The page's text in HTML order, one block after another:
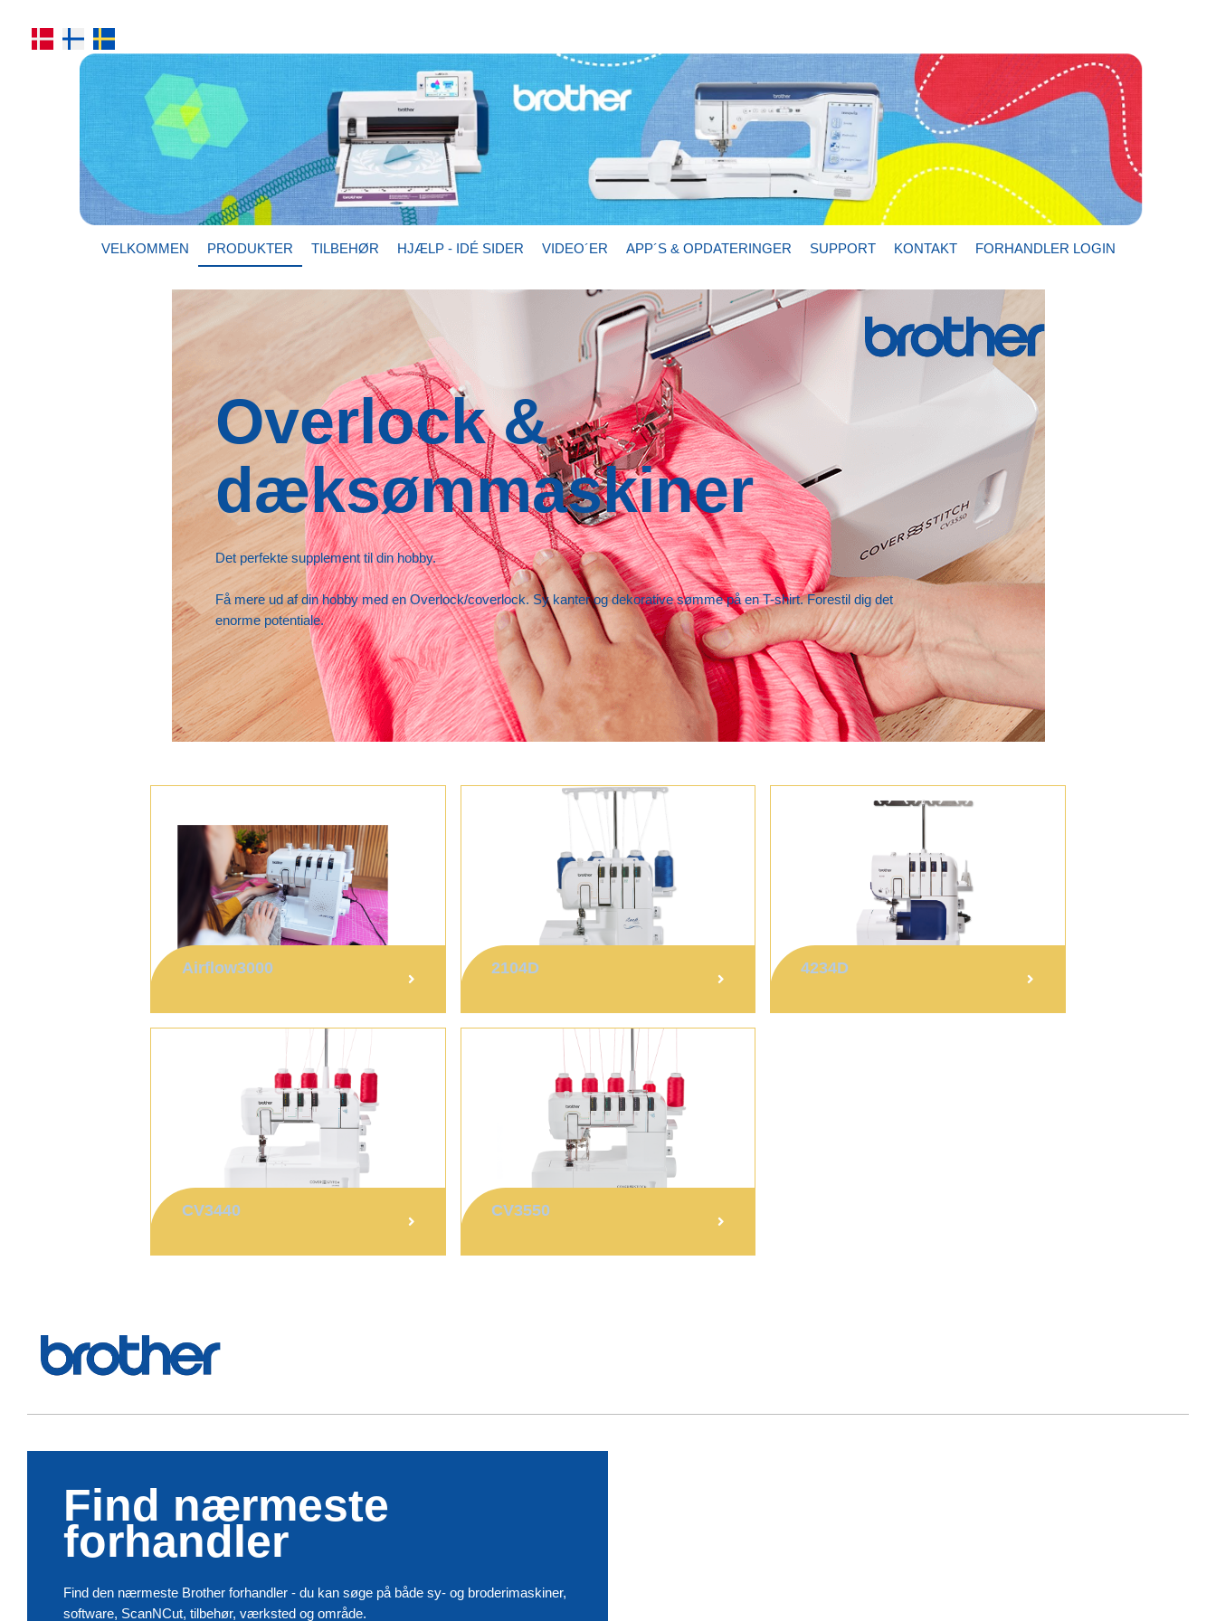
VELKOMMEN PRODUKTER TILBEHØR HJÆLP - IDÉ SIDER VIDEO´ER APP´S & OPDATERINGER SUPPORT KONTAKT FORHANDLER LOGIN
Overlock &
dæksømmaskiner
Det perfekte supplement til din hobby.
Få mere ud af din hobby med en Overlock/coverlock. Sy kanter og dekorative sømme på en T-shirt. Forestil dig det
enorme potentiale.
Airflow3000 2104D 4234D
CV3440 CV3550
Find nærmeste
forhandler
Find den nærmeste Brother forhandler - du kan søge på både sy- og broderimaskiner,
software, ScanNCut, tilbehør, værksted og område.